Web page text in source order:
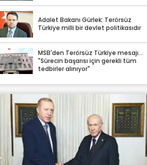
Adalet Bakanı Gürlek: Terörsüz
Türkiye milli bir devlet politikasıdır
MSB'den Terörsüz Türkiye mesajı...
"Sürecin başarısı için gerekli tüm
tedbirler alınıyor"